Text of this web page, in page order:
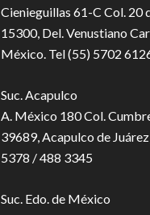
Cienieguillas 61-C Col. 20
15300, Del. Venustiano
México. Tel (55) 5702
Suc. Acapulco
A. México 180 Col.
39689, Acapulco de
5378 / 488 3345
Suc. Edo. de México